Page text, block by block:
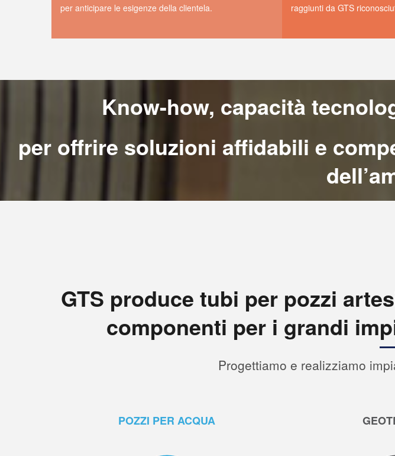
per anticipare le esigenze della clientela.
raggiunti da GTS
Know-how, capacità
per offrire soluzioni affidabili e
GTS produce tubi per pozzi
componenti per i grandi
Progettiamo e realizziamo
POZZI PER ACQUA